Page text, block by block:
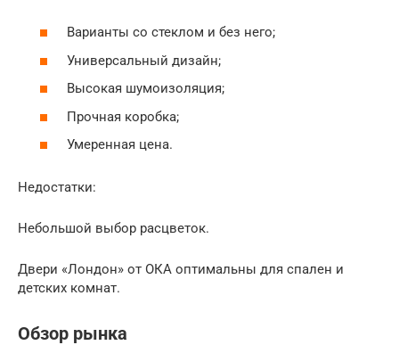
Варианты со стеклом и без него;
Универсальный дизайн;
Высокая шумоизоляция;
Прочная коробка;
Умеренная цена.
Недостатки:
Небольшой выбор расцветок.
Двери «Лондон» от ОКА оптимальны для спален и
детских комнат.
Обзор рынка